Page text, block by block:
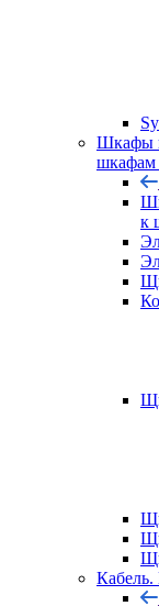
Шкафы
шкафам
к